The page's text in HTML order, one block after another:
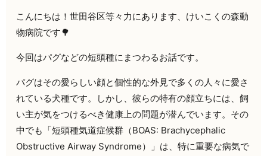
こんにちは！世田谷区等々力にあります、けいこくの森動
物病院です🌳
今回はパグなどの短頭種にまつわるお話です。
パグはその愛らしい顔と個性的な外見で多くの人々に愛さ
れている犬種です。しかし、彼らの特有の顔立ちには、飼
い主が気をつけるべき健康上の問題が潜んでいます。その
中でも「短頭種気道症候群（BOAS: Brachycephalic
Obstructive Airway Syndrome）」は、特に重要な病気で